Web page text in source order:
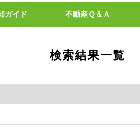
ガイド 不動産Ｑ＆Ａ
検索結果一覧